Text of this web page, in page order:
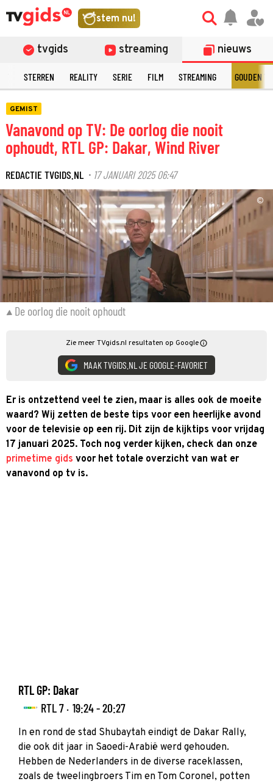
stem nu!
tvgids streaming nieuws
STERREN REALITY SERIE FILM STREAMING GOUDEN
GEMIST
Vanavond op TV: De oorlog die nooit
ophoudt, RTL GP: Dakar, Wind River
REDACTIE TVGIDS.NL· 17 JANUARI 2025 06:47
©
De oorlog die nooit ophoudt
Zie meer TVgids.nl resultaten op Google
MAAK TVGIDS.NL JE GOOGLE-FAVORIET
Er is ontzettend veel te zien, maar is alles ook de moeite
waard? Wij zetten de beste tips voor een heerlijke avond
voor de televisie op een rij. Dit zijn de kijktips voor vrijdag
17 januari 2025. Toch nog verder kijken, check dan onze
primetime gids voor het totale overzicht van wat er
vanavond op tv is.
RTL GP: Dakar
RTL 7 · 19:24 - 20:27
In en rond de stad Shubaytah eindigt de Dakar Rally,
die ook dit jaar in Saoedi-Arabië werd gehouden.
Hebben de Nederlanders in de diverse raceklassen,
zoals de tweelingbroers Tim en Tom Coronel, potten